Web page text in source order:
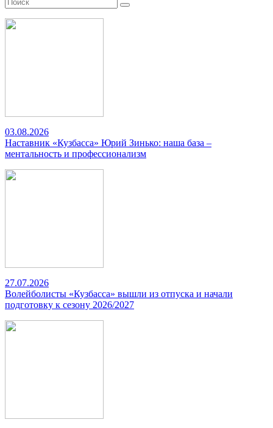
03.08.2026
Наставник «Кузбасса» Юрий Зинько: наша база –
ментальность и профессионализм
27.07.2026
Волейболисты «Кузбасса» вышли из отпуска и начали
подготовку к сезону 2026/2027